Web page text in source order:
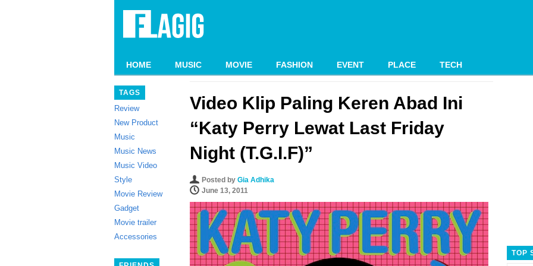
HOME MUSIC MOVIE FASHION EVENT PLACE TECH
TAGS
Review
New Product
Music
Music News
Music Video
Style
Movie Review
Gadget
Movie trailer
Accessories
Video Klip Paling Keren Abad Ini
“Katy Perry Lewat Last Friday
Night (T.G.I.F)”
Posted by Gia Adhika
June 13, 2011
TOP